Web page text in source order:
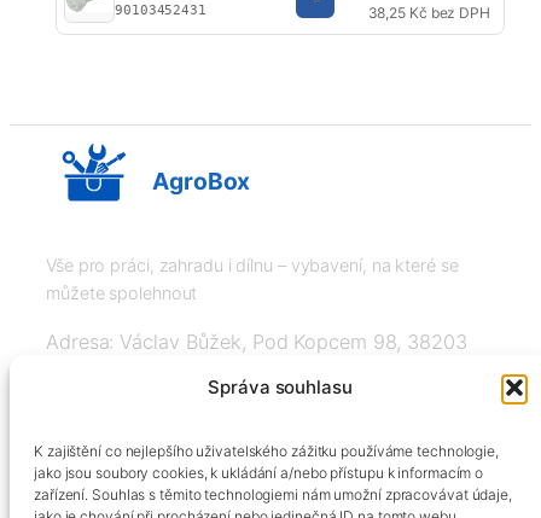
Správa souhlasu
K zajištění co nejlepšího uživatelského zážitku používáme technologie,
jako jsou soubory cookies, k ukládání a/nebo přístupu k informacím o
zařízení. Souhlas s těmito technologiemi nám umožní zpracovávat údaje,
90103452431 38,25 Kč bez DPH
AgroBox
Vše pro práci, zahradu i dílnu – vybavení, na které se
můžete spolehnout
Adresa: Václav Bůžek, Pod Kopcem 98, 38203
+420606334248, info@agrobox.cz